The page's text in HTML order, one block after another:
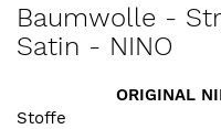
Anfang
der
Baumwolle -
Satin - NINO
ORIGINAL
Stoffe